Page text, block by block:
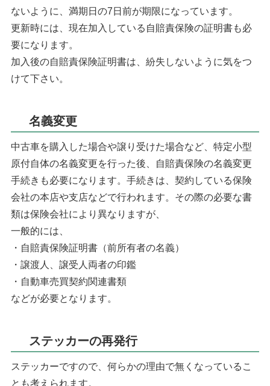
ないように、満期日の7日前が期限になっています。
更新時には、現在加入している自賠責保険の証明書も必
要になります。
加入後の自賠責保険証明書は、紛失しないように気をつ
けて下さい。
名義変更
中古車を購入した場合や譲り受けた場合など、特定小型
原付自体の名義変更を行った後、自賠責保険の名義変更
手続きも必要になります。手続きは、契約している保険
会社の本店や支店などで行われます。その際の必要な書
類は保険会社により異なりますが、
一般的には、
・自賠責保険証明書（前所有者の名義）
・譲渡人、譲受人両者の印鑑
・自動車売買契約関連書類
などが必要となります。
ステッカーの再発行
ステッカーですので、何らかの理由で無くなっているこ
とも考えられます。